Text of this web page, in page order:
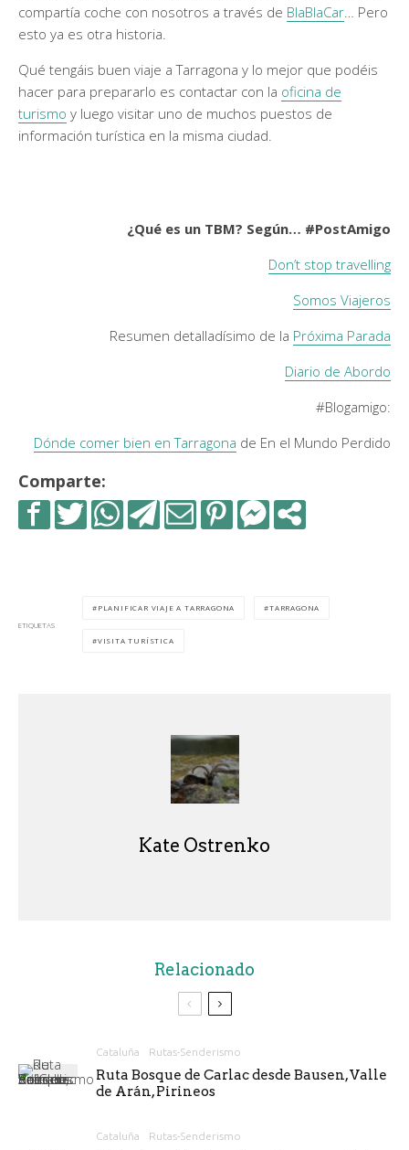
compartía coche con nosotros a través de BlaBlaCar… Pero
esto ya es otra historia.
Qué tengáis buen viaje a Tarragona y lo mejor que podéis
hacer para prepararlo es contactar con la oficina de
turismo y luego visitar uno de muchos puestos de
información turística en la misma ciudad.
¿Qué es un TBM? Según… #PostAmigo
Don’t stop travelling
Somos Viajeros
Resumen detalladísimo de la Próxima Parada
Diario de Abordo
#Blogamigo:
Dónde comer bien en Tarragona de En el Mundo Perdido
Comparte:
ETIQUETAS
PLANIFICAR VIAJE A TARRAGONA TARRAGONA
VISITA TURÍSTICA
Kate Ostrenko
Relacionado
Cataluña Rutas-Senderismo
Ruta Bosque de Carlac desde Bausen, Valle
de Arán, Pirineos
Cataluña Rutas-Senderismo